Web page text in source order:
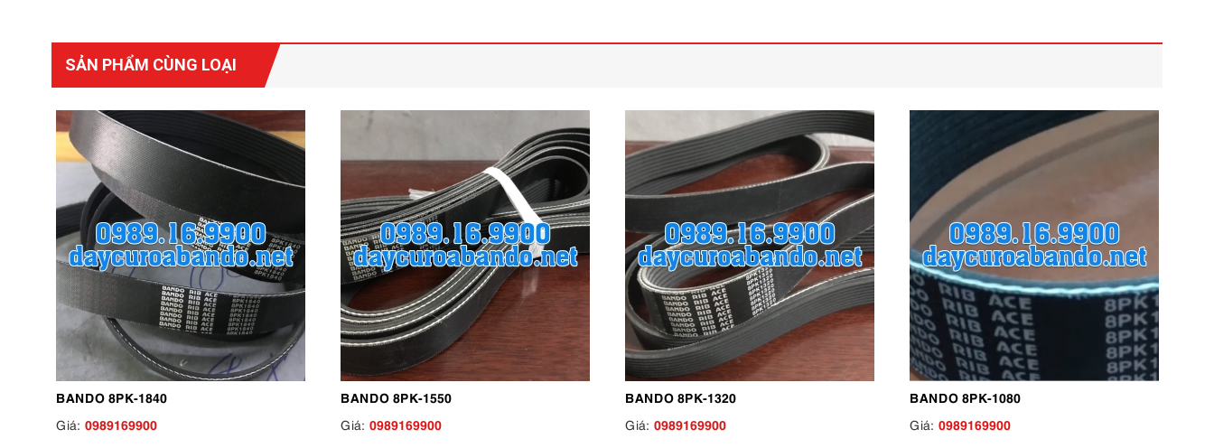
SẢN PHẨM CÙNG LOẠI
BANDO 8PK-1840
Giá: 0989169900
BANDO 8PK-1550
Giá: 0989169900
BANDO 8PK-1320
Giá: 0989169900
BANDO 8PK-1080
Giá: 0989169900